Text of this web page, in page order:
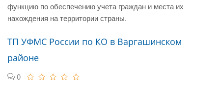
функцию по обеспечению учета граждан и места их
нахождения на территории страны.
ТП УФМС России по КО в Варгашинском
районе
0